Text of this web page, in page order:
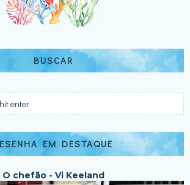
BUSCAR
EM DESTAQUE
O chefão - Vi Keeland